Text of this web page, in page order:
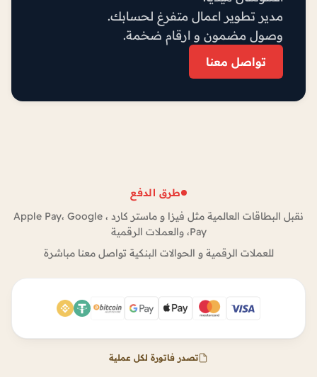
مدير تطوير اعمال متفرغ لحسابك.
وصول مضمون و ارقام ضخمة.
تواصل معنا
طرق الدفع
نقبل البطاقات العالمية مثل فيزا و ماستر كارد ، Apple Pay، Google
Pay، والعملات الرقمية
للعملات الرقمية و الحوالات البنكية تواصل معنا مباشرة
تصدر فاتورة لكل عملية